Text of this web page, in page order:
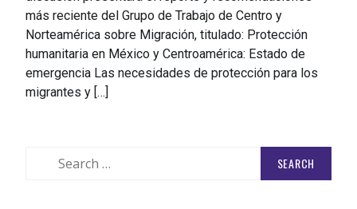
más reciente del Grupo de Trabajo de Centro y
Norteamérica sobre Migración, titulado: Protección
humanitaria en México y Centroamérica: Estado de
emergencia Las necesidades de protección para los
migrantes y […]